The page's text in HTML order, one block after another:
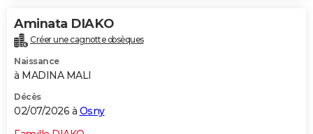
Aminata DIAKO
Créer une cagnotte obsèques
Naissance
à MADINA MALI
Décès
02/07/2026 à Osny